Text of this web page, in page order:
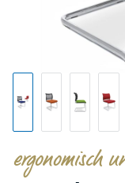
ergonomisch